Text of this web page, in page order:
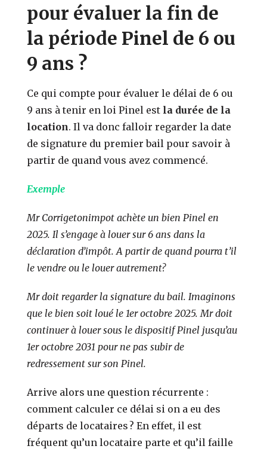
pour évaluer la fin de
la période Pinel de 6 ou
9 ans ?
Ce qui compte pour évaluer le délai de 6 ou
9 ans à tenir en loi Pinel est la durée de la
location. Il va donc falloir regarder la date
de signature du premier bail pour savoir à
partir de quand vous avez commencé.
Exemple
Mr Corrigetonimpot achète un bien Pinel en
2025. Il s’engage à louer sur 6 ans dans la
déclaration d’impôt. A partir de quand pourra t’il
le vendre ou le louer autrement?
Mr doit regarder la signature du bail. Imaginons
que le bien soit loué le 1er octobre 2025. Mr doit
continuer à louer sous le dispositif Pinel jusqu’au
1er octobre 2031 pour ne pas subir de
redressement sur son Pinel.
Arrive alors une question récurrente :
comment calculer ce délai si on a eu des
départs de locataires ? En effet, il est
fréquent qu’un locataire parte et qu’il faille